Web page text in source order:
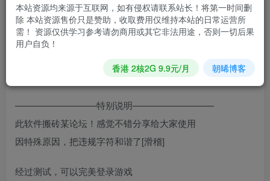
【应用版本】：8.5
【应用大小】：95MB
【修改内容】：简约-防撤回-防闪照
—————————特别说明—————————
此软件搬砖某论坛！感觉不错分享给大家使用
因特殊原因，把违规字符和谐了[滑稽]
经过测试，可以完美登录游戏
本站资源均来源于互联网，如有侵权请联系站长！将第一时间删
除 本站资源售价只是赞助，收取费用仅维持本站的日常运营所
需！ 资源仅供学习参考请勿商用或其它非法用途，否则一切后果
用户自负！
香港 2核2G 9.9元/月 朝晞博客